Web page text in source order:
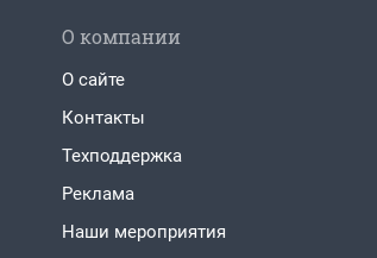
О компании
О сайте
Контакты
Техподдержка
Реклама
Наши мероприятия